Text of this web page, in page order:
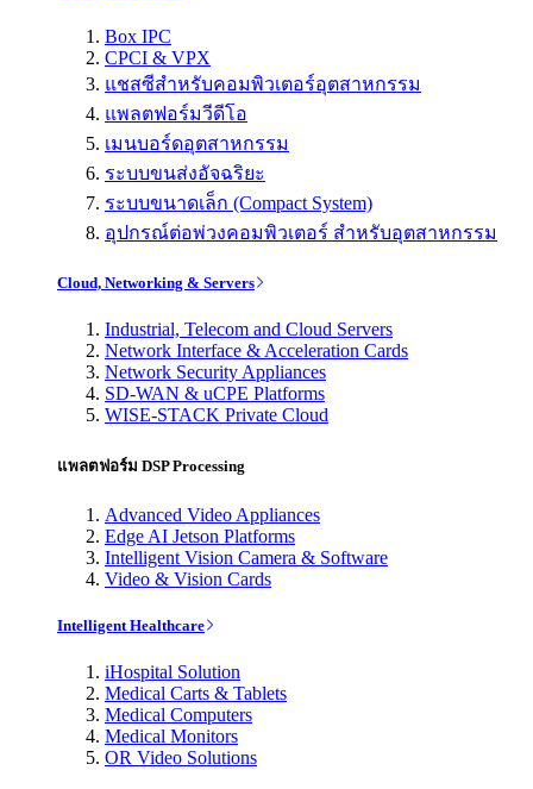
Box IPC
CPCI & VPX
แชสซีสำหรับคอมพิวเตอร์อุตสาหกรรม
แพลตฟอร์มวีดีโอ
เมนบอร์ดอุตสาหกรรม
ระบบขนส่งอัจฉริยะ
ระบบขนาดเล็ก (Compact System)
อุปกรณ์ต่อพ่วงคอมพิวเตอร์ สำหรับอุตสาหกรรม
Cloud, Networking & Servers
Industrial, Telecom and Cloud Servers
Network Interface & Acceleration Cards
Network Security Appliances
SD-WAN & uCPE Platforms
WISE-STACK Private Cloud
แพลตฟอร์ม DSP Processing
Advanced Video Appliances
Edge AI Jetson Platforms
Intelligent Vision Camera & Software
Video & Vision Cards
Intelligent Healthcare
iHospital Solution
Medical Carts & Tablets
Medical Computers
Medical Monitors
OR Video Solutions